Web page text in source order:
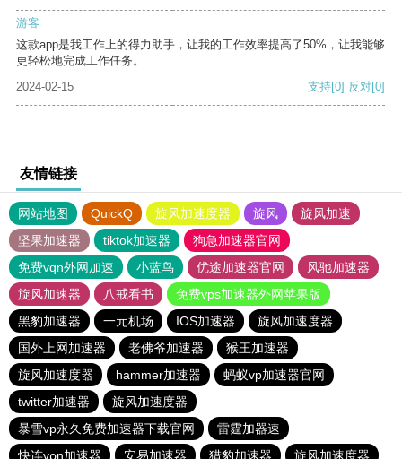
游客
这款app是我工作上的得力助手，让我的工作效率提高了50%，让我能够
更轻松地完成工作任务。
2024-02-15
支持[0] 反对[0]
友情链接
网站地图 QuickQ 旋风加速度器 旋风
旋风加速
坚果加速器
tiktok加速器
狗急加速器官网
免费vqn外网加速
小蓝鸟 优途加速器官网
风驰加速器
旋风加速器
八戒看书
免费vps加速器外网苹果版
黑豹加速器
一元机场 IOS加速器
旋风加速度器
国外上网加速器
老佛爷加速器
猴王加速器
旋风加速度器
hammer加速器
蚂蚁vp加速器官网
twitter加速器
旋风加速度器
暴雪vp永久免费加速器下载官网
雷霆加器速
快连vρn加速器
安易加速器 猎豹加速器 旋风加速度器